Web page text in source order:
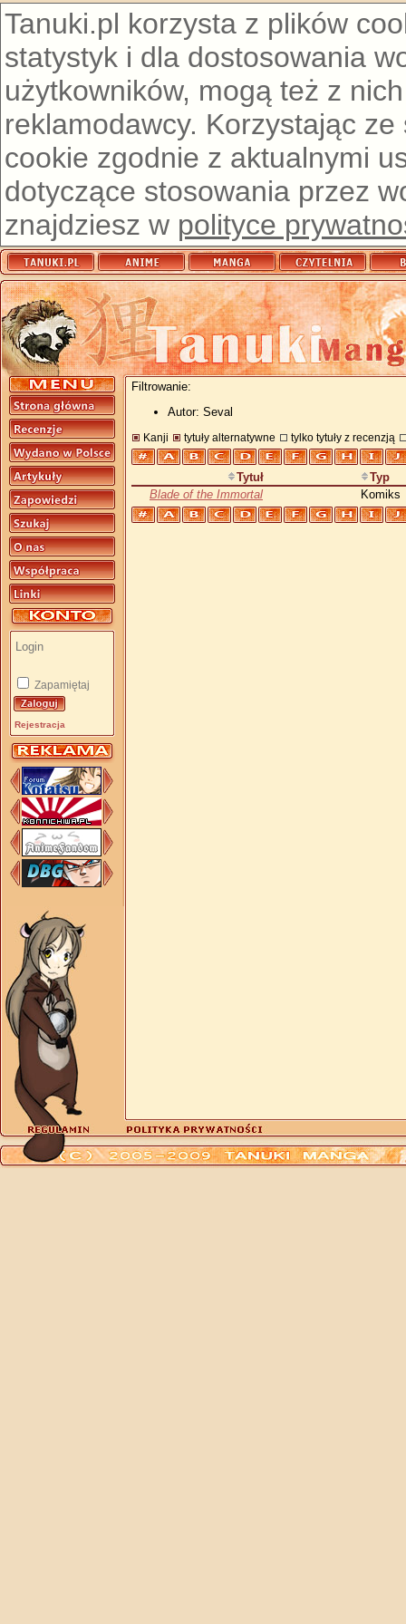
Tanuki.pl korzysta z plików
statystyk i dla dostosowania
użytkowników, mogą też z
reklamodawcy. Korzystając
cookie zgodnie z aktualnymi
dotyczące stosowania przez
znajdziesz w polityce
Zapamiętaj
Rejestracja
Filtrowanie:
Autor: Seval
Kanji tytuły alternatywne tylko tytuły z recenzją
Tytuł
Typ
Blade of the Immortal
Komiks